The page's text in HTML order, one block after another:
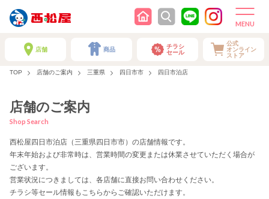
店舗 商品
チラシ
セール
公式
オンライン
ストア
TOP 店舗のご案内 三重県 四日市市 四日市泊店
店舗のご案内
Shop Search
西松屋四日市泊店（三重県四日市市）の店舗情報です。
年末年始および非常時は、営業時間の変更または休業させていただく場合が
ございます。
営業状況につきましては、各店舗に直接お問い合わせください。
チラシ等セール情報もこちらからご確認いただけます。